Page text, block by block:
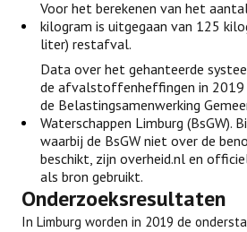
Voor het berekenen van het
kilogram is uitgegaan van 125
liter) restafval.
Data over het gehanteerde
de afvalstoffenheffingen in 2019
de Belastingsamenwerking
Waterschappen Limburg (BsGW).
waarbij de BsGW niet over de
beschikt, zijn overheid.nl en
als bron gebruikt.
Onderzoeksresultaten
In Limburg worden in 2019 de